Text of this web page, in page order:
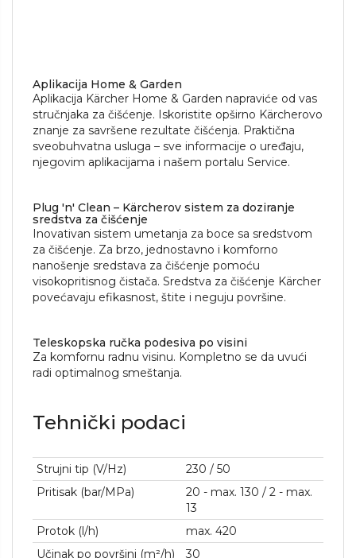
Aplikacija Home & Garden
Aplikacija Kärcher Home & Garden napraviće od vas
stručnjaka za čišćenje. Iskoristite opširno Kärcherovo
znanje za savršene rezultate čišćenja. Praktična
sveobuhvatna usluga – sve informacije o uređaju,
njegovim aplikacijama i našem portalu Service.
Plug 'n' Clean – Kärcherov sistem za doziranje
sredstva za čišćenje
Inovativan sistem umetanja za boce sa sredstvom
za čišćenje. Za brzo, jednostavno i komforno
nanošenje sredstava za čišćenje pomoću
visokopritisnog čistača. Sredstva za čišćenje Kärcher
povećavaju efikasnost, štite i neguju površine.
Teleskopska ručka podesiva po visini
Za komfornu radnu visinu. Kompletno se da uvući
radi optimalnog smeštanja.
Tehnički podaci
Strujni tip (V/Hz)
230 / 50
Pritisak (bar/MPa)
20 - max. 130 / 2 - max.
13
Protok (l/h)
max. 420
Učinak po površini (m²/h)
30